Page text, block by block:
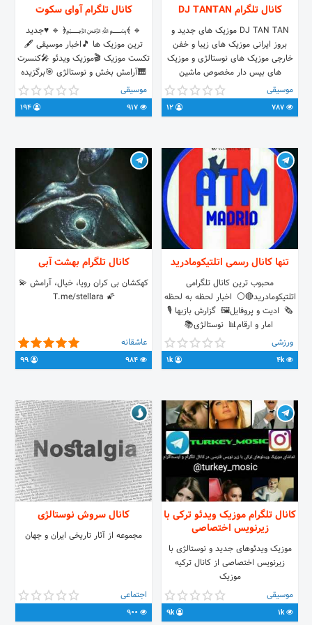
کانال تلگرام DJ TANTAN
DJ TAN TAN موزیک های جدید و
بروز ایرانی موزیک های زیبا و خفن
خارجی موزیک های نوستالژی و موزیک
های بیس دار مخصوص ماشین
موسیقی
کانال تلگرام آوای سکوت
🔹 ﴾﷽﴿ 🔹 ♥️جدید
ترین موزیک ها 🎵اخبار موسیقی 🖋
تکست موزیک 🎬موزیک ویدئو 🎤کنسرت
🎹آرامش بخش و نوستالژی 🎯برگزیده
های موسیقی 💌عکس نوشته 🔊
ریمیکس و سیستم 🎵@avasokoot🎵
✦••┈❁♥️❁┈••✦
موسیقی
تنها کانال رسمی اتلتیکومادرید
محبوب ترین کانال تلگرامی
اتلتیکومادرید🔴⚪ اخبار لحظه به لحظه
🗞 ادیت و پروفایل🖼 گزارش بازیها 🎙
امار و ارقام📊 نوستالژی📚
https://t.me/AtletiFarsi
https://t.me/AtletiFarsi سریعتر
جوین شو...
ورزشی
4k
1k
کانال تلگرام بهشت آبی
کهکشان بی کران رویا، خیال، آرامش 💫
🌠 T.me/stellara
عاشقانه
کانال تلگرام موزیک ویدئو ترکی با
زیرنویس اختصاصی
موزیک ویدئوهای جدید و نوستالژی با
زیرنویس اختصاصی از کانال ترکیه
موزیک
موسیقی
1k
9k
کانال سروش نوستالژی
مجموعه از آثار تاریخی ایران و جهان
اجتماعی